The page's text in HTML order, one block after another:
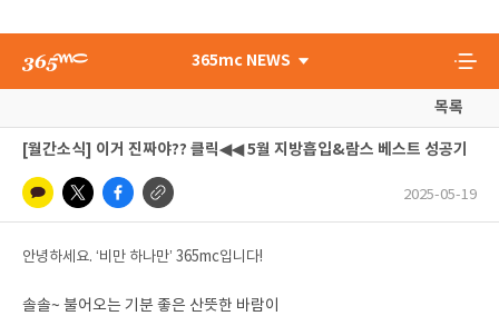
365mc NEWS
목록
[월간소식] 이거 진짜야?? 클릭◀◀ 5월 지방흡입&람스 베스트 성공기
2025-05-19
안녕하세요. ‘비만 하나만’ 365mc입니다!
솔솔~ 불어오는 기분 좋은 산뜻한 바람이